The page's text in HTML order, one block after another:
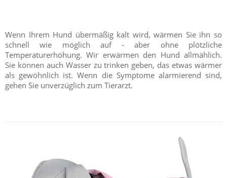
Wenn Ihrem Hund übermäßig kalt wird, wärmen Sie ihn so
schnell wie möglich auf - aber ohne plötzliche
Temperaturerhöhung. Wir erwärmen den Hund allmählich.
Sie können auch Wasser zu trinken geben, das etwas wärmer
als gewöhnlich ist. Wenn die Symptome alarmierend sind,
gehen Sie unverzüglich zum Tierarzt.